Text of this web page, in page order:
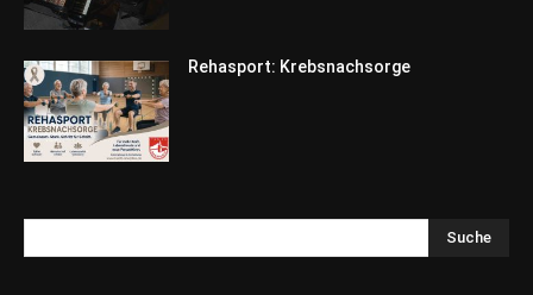
Rehasport: Krebsnachsorge
Suche